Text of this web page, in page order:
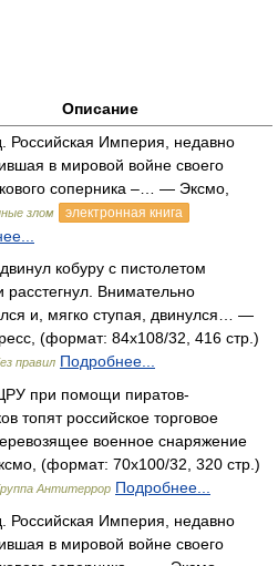
Описание
Российская Империя, недавно
в мировой войне своего
соперника –… — Эксмо,
злом электронная книга
кобуру с пистолетом
расстегнул. Внимательно
и, мягко ступая, двинулся… —
(формат: 84x108/32, 416 стр.)
правил Подробнее...
при помощи пиратов-
топят российское торговое
военное снаряжение
(формат: 70x100/32, 320 стр.)
Антитеррор Подробнее...
Российская Империя, недавно
в мировой войне своего